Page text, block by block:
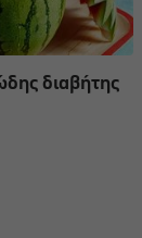
διαβήτης